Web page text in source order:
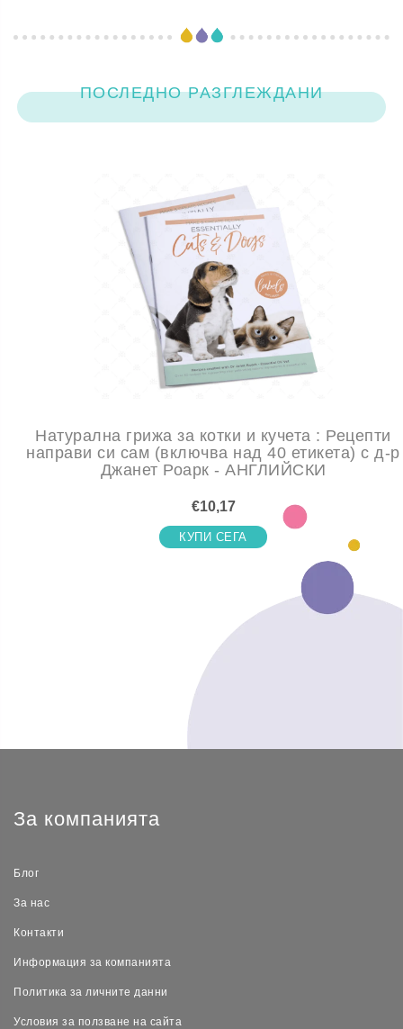
ПОСЛЕДНО РАЗГЛЕЖДАНИ
Натурална грижа за котки и кучета : Рецепти
направи си сам (включва над 40 етикета) с д-р
Джанет Роарк - АНГЛИЙСКИ
€10,17
КУПИ СЕГА
За компанията
Блог
За нас
Контакти
Информация за компанията
Политика за личните данни
Условия за ползване на сайта